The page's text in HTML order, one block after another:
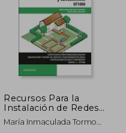
45%
Recursos Para la
Instalación de Redes
de Abastecimiento y
Distribución de Agua
María Inmaculada Tormo